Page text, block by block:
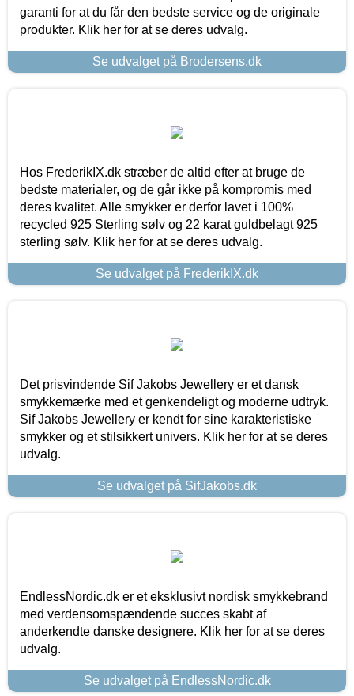
garanti for at du får den bedste service og de originale
produkter. Klik her for at se deres udvalg.
Se udvalget på Brodersens.dk
Hos FrederikIX.dk stræber de altid efter at bruge de
bedste materialer, og de går ikke på kompromis med
deres kvalitet. Alle smykker er derfor lavet i 100%
recycled 925 Sterling sølv og 22 karat guldbelagt 925
sterling sølv. Klik her for at se deres udvalg.
Se udvalget på FrederikIX.dk
Det prisvindende Sif Jakobs Jewellery er et dansk
smykkemærke med et genkendeligt og moderne udtryk.
Sif Jakobs Jewellery er kendt for sine karakteristiske
smykker og et stilsikkert univers. Klik her for at se deres
udvalg.
Se udvalget på SifJakobs.dk
EndlessNordic.dk er et eksklusivt nordisk smykkebrand
med verdensomspændende succes skabt af
anderkendte danske designere. Klik her for at se deres
udvalg.
Se udvalget på EndlessNordic.dk